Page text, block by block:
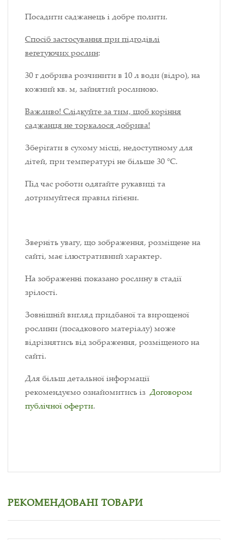
Посадити саджанець і добре полити.
Спосіб застосування при підгодівлі
вегетуючих рослин:
30 г добрива розчинити в 10 л води (відро), на
кожний кв. м, зайнятий рослиною.
Важливо! Слідкуйте за тим, щоб коріння
саджанця не торкалося добрива!
Зберігати в сухому місці, недоступному для
дітей, при температурі не більше 30 °С.
Під час роботи одягайте рукавиці та
дотримуйтеся правил гігієни.
Зверніть увагу, що зображення, розміщене на
сайті, має ілюстративний характер.
На зображенні показано рослину в стадії
зрілості.
Зовнішній вигляд придбаної та вирощеної
рослини (посадкового матеріалу) може
відрізнятись від зображення, розміщеного на
сайті.
Для більш детальної інформації
рекомендуємо ознайомитись із Договором
публічної оферти.
РЕКОМЕНДОВАНІ ТОВАРИ